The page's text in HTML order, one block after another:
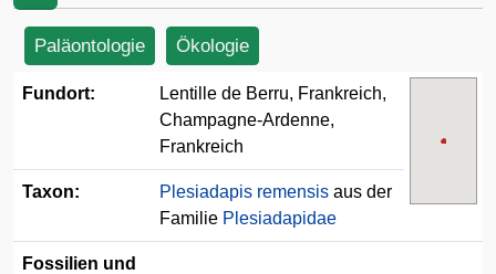
Paläontologie Ökologie
Fundort:
Lentille de Berru, Frankreich,
Champagne-Ardenne,
Frankreich
Taxon: Plesiadapis remensis aus der
Familie Plesiadapidae
Fossilien und